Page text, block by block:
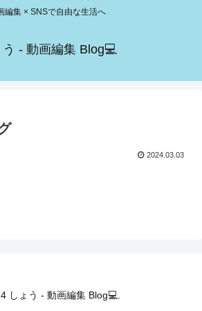
編集 × SNSで自由な生活へ
う - 動画編集 Blog💻
2024.03.03
しょう - 動画編集 Blog💻.